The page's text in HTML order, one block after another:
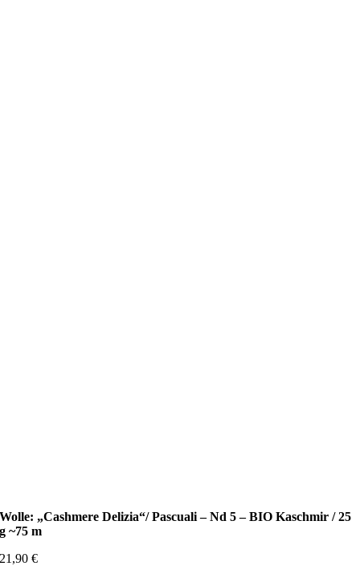
Wolle: „Cashmere Delizia“/ Pascuali – Nd 5 – BIO Kaschmir / 25
g ~75 m
21,90€